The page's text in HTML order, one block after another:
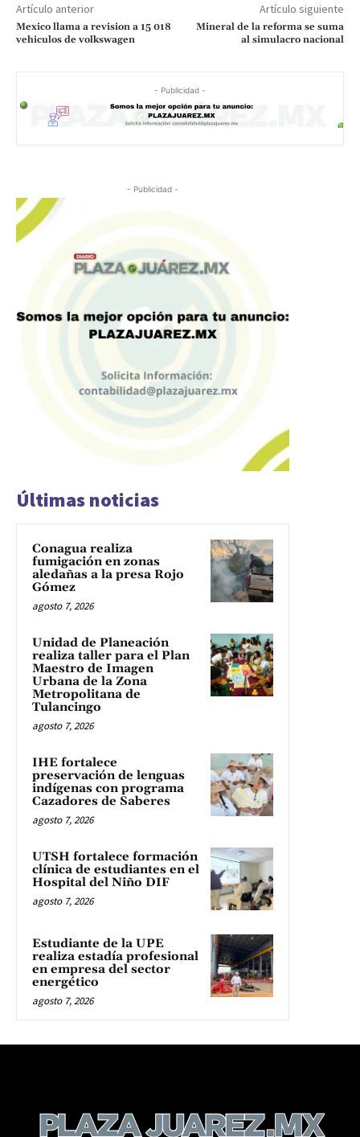
Artículo anterior
Mexico llama a revision a 15 018
vehiculos de volkswagen
Artículo siguiente
Mineral de la reforma se suma
al simulacro nacional
- Publicidad -
- Publicidad -
Últimas noticias
Conagua realiza
fumigación en zonas
aledañas a la presa Rojo
Gómez
agosto 7, 2026
Unidad de Planeación
realiza taller para el Plan
Maestro de Imagen
Urbana de la Zona
Metropolitana de
Tulancingo
agosto 7, 2026
IHE fortalece
preservación de lenguas
indígenas con programa
Cazadores de Saberes
agosto 7, 2026
UTSH fortalece formación
clínica de estudiantes en el
Hospital del Niño DIF
agosto 7, 2026
Estudiante de la UPE
realiza estadía profesional
en empresa del sector
energético
agosto 7, 2026